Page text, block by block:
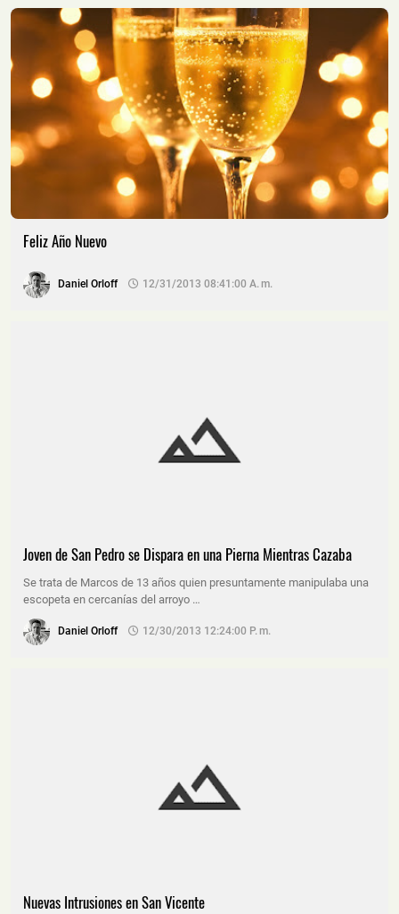
Feliz Año Nuevo
Daniel Orloff 12/31/2013 08:41:00 A. M.
Joven de San Pedro se Dispara en una Pierna Mientras Cazaba
Se trata de Marcos de 13 años quien presuntamente manipulaba una
escopeta en cercanías del arroyo …
Daniel Orloff 12/30/2013 12:24:00 P. M.
Nuevas Intrusiones en San Vicente